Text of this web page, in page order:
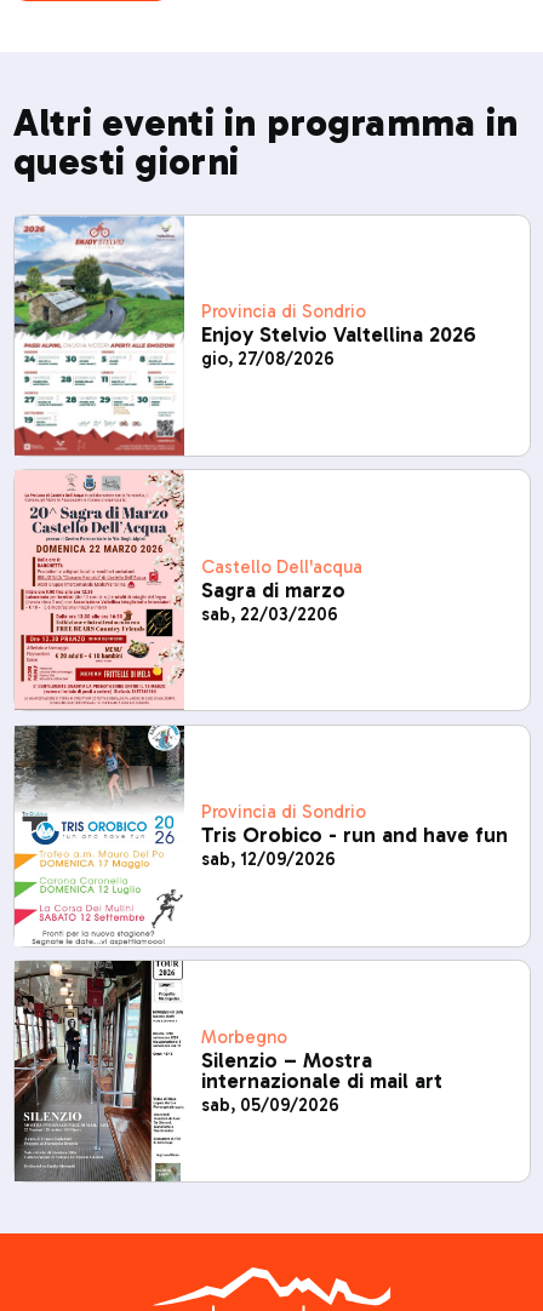
Altri eventi in programma in
questi giorni
Provincia di Sondrio
Enjoy Stelvio Valtellina 2026
gio, 27/08/2026
Castello Dell'acqua
Sagra di marzo
sab, 22/03/2206
Provincia di Sondrio
Tris Orobico - run and have fun
sab, 12/09/2026
Morbegno
Silenzio – Mostra
internazionale di mail art
sab, 05/09/2026